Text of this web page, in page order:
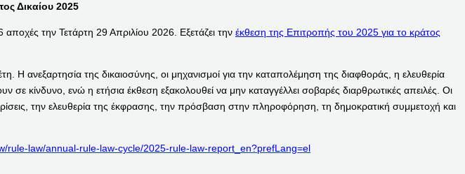
Δικαίου 2025
αποχές την Τετάρτη 29 Απριλίου 2026. Εξετάζει την έκθεση της Επιτροπής του 2025 για το κράτος
ανεξαρτησία της δικαιοσύνης, οι μηχανισμοί για την καταπολέμηση της διαφθοράς, η ελευθερία
κίνδυνο, ενώ η ετήσια έκθεση εξακολουθεί να μην καταγγέλλει σοβαρές διαρθρωτικές απειλές. Οι
την ελευθερία της έκφρασης, την πρόσβαση στην πληροφόρηση, τη δημοκρατική συμμετοχή και
law/annual-rule-law-cycle/2025-rule-law-report_en?prefLang=el